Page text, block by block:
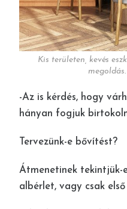
Kis területen, kevés
-Az is kérdés, hogy
hányan fogjuk
Tervezünk-e bővítést?
Átmenetinek tekintjük-
albérlet, vagy csak